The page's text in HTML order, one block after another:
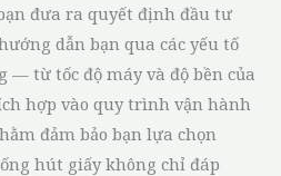
đưa ra quyết định đầu tư
dẫn bạn qua các yếu tố
— từ tốc độ máy và độ bền của
hợp vào quy trình vận hành
đảm bảo bạn lựa chọn
hút giấy không chỉ đáp